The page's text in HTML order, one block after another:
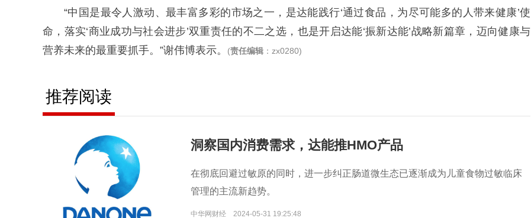
“中国是最令人激动、最丰富多彩的市场之一，是达能践行‘通过食品，为尽可能多的人带来健康’使
命，落实‘商业成功与社会进步’双重责任的不二之选，也是开启达能‘振新达能’战略新篇章，迈向健康与
营养未来的最重要抓手。”谢伟博表示。
(责任编辑 ：zx0280)
推荐阅读
洞察国内消费需求，达能推HMO产品
在彻底回避过敏原的同时，进一步纠正肠道微生态已逐渐成为儿童食物过敏临床
管理的主流新趋势。
中华网财经 2024-05-31 19:25:48